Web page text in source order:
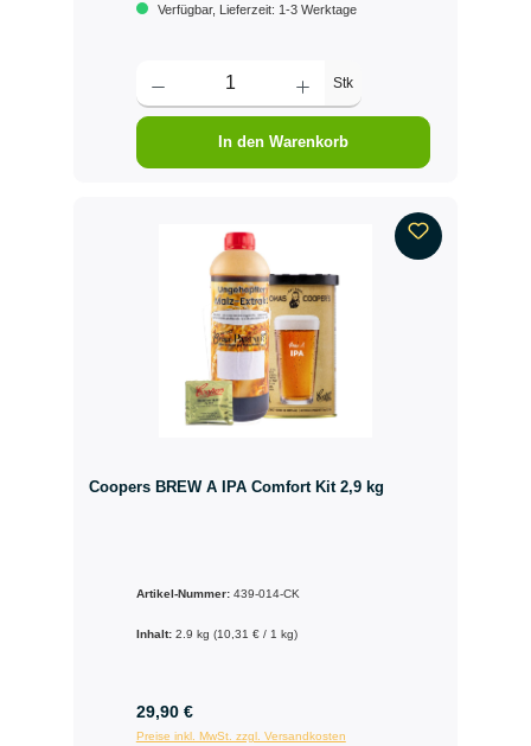
Verfügbar, Lieferzeit: 1-3 Werktage
Stk
In den Warenkorb
Coopers BREW A IPA Comfort Kit 2,9 kg
Artikel-Nummer: 439-014-CK
Inhalt: 2.9 kg (10,31 € / 1 kg)
29,90 €
Preise inkl. MwSt. zzgl. Versandkosten